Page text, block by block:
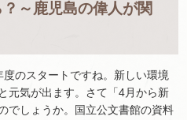
～鹿児島の偉人が関
のスタートですね。新しい環境
元気が出ます。さて「4月から新
でしょうか。国立公文書館の資料